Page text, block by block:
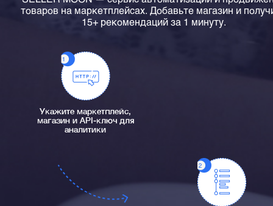
товаров на маркетплейсах. Добавьте магазин и
15+ рекомендаций за 1 минуту.
Укажите маркетплейс,
магазин и API-ключ для
аналитики